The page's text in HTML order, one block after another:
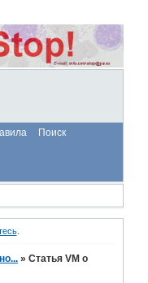
Поиск
.
»Статья VM о